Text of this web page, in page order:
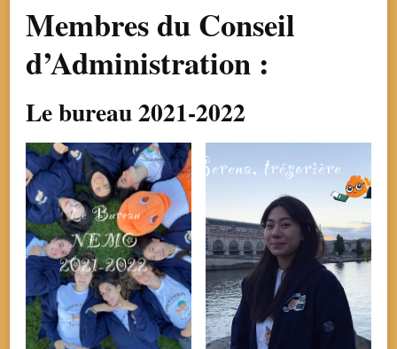
Membres du Conseil
d’Administration :
Le bureau 2021-2022